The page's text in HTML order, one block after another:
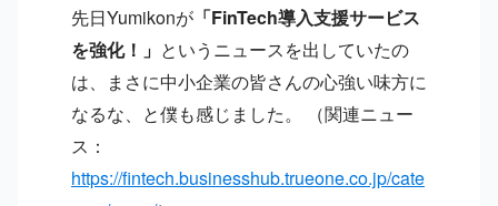
先日Yumikonが 「FinTech導入支援サービス
を強化！」 というニュースを出していたの
は、まさに中小企業の皆さんの心強い味方に
なるな、と僕も感じました。 （関連ニュー
ス：
https://fintech.businesshub.trueone.co.jp/cate